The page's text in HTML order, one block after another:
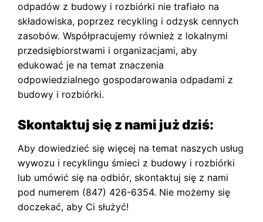
odpadów z budowy i rozbiórki nie trafiało na
składowiska, poprzez recykling i odzysk cennych
zasobów. Współpracujemy również z lokalnymi
przedsiębiorstwami i organizacjami, aby
edukować je na temat znaczenia
odpowiedzialnego gospodarowania odpadami z
budowy i rozbiórki.
Skontaktuj się z nami już dziś:
Aby dowiedzieć się więcej na temat naszych usług
wywozu i recyklingu śmieci z budowy i rozbiórki
lub umówić się na odbiór, skontaktuj się z nami
pod numerem (847) 426-6354. Nie możemy się
doczekać, aby Ci służyć!